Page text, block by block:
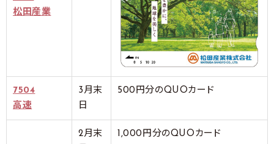
松田産業
7504
高速
3月末
日
500円分のQUOカード
2月末
1,000円分のQUOカード